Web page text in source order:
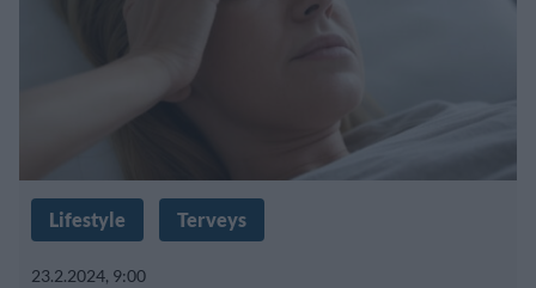
Lifestyle Terveys
23.2.2024, 9:00